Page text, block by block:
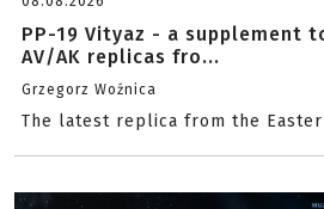
PP-19 Vityaz - a supplement
AV/AK replicas fro...
Grzegorz Woźnica
The latest replica from the